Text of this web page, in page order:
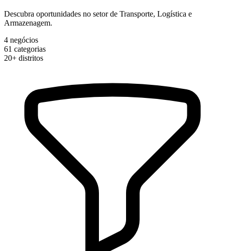
Descubra oportunidades no setor de Transporte, Logística e
Armazenagem.
4 negócios
61 categorias
20+ distritos